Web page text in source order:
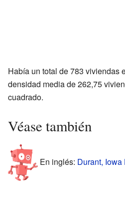
Había un total de 783 viviendas
densidad media de 262,75
cuadrado.
Véase también
En inglés: Durant, Iowa